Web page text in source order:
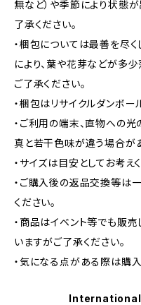
無など）や季節により状態
了承ください。
・梱包については最善を尽
により、葉や花芽などが多
ご了承ください。
・梱包はリサイクルダンボー
・ご利用の端末、直物への光
真と若干色味が違う場合が
・サイズは目安としてお考え
・ご購入後の返品交換等は
ください。
・商品はイベント等でも販
いますがご了承ください。
・気になる点がある際は購